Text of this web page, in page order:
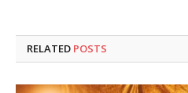
RELATED POSTS